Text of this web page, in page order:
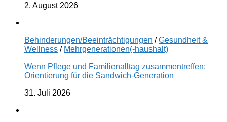
2. August 2026
Behinderungen/Beeinträchtigungen /Gesundheit &
Wellness / Mehrgenerationen(-haushalt)
Wenn Pflege und Familienalltag zusammentreffen:
Orientierung für die Sandwich-Generation
31. Juli 2026